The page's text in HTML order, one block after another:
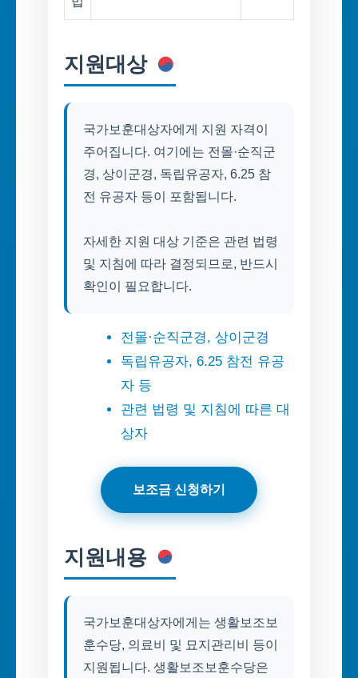
지원대상
국가보훈대상자에게 지원 자격이
주어집니다. 여기에는 전몰·순직군
경, 상이군경, 독립유공자, 6.25 참
전 유공자 등이 포함됩니다.
자세한 지원 대상 기준은 관련 법령
및 지침에 따라 결정되므로, 반드시
확인이 필요합니다.
전몰·순직군경, 상이군경
독립유공자, 6.25 참전 유공
자 등
관련 법령 및 지침에 따른 대
상자
보조금 신청하기
지원내용
국가보훈대상자에게는 생활보조보
훈수당, 의료비 및 묘지관리비 등이
지원됩니다. 생활보조보훈수당은